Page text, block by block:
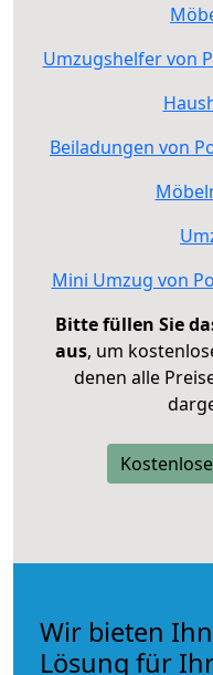
Umzugshelfer von
Beiladungen von
Mini Umzug von
Bitte füllen Sie
aus, um
denen alle
Wir bieten
Lösung für